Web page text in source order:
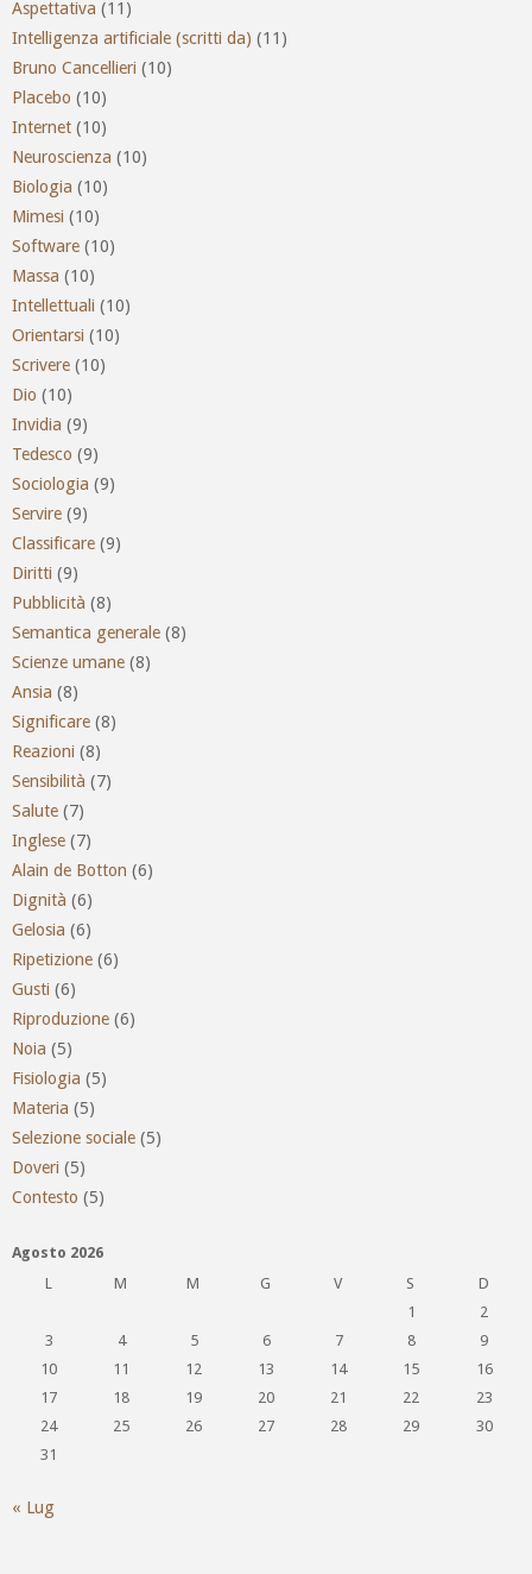
Aspettativa (11)
Intelligenza artificiale (scritti da) (11)
Bruno Cancellieri (10)
Placebo (10)
Internet (10)
Neuroscienza (10)
Biologia (10)
Mimesi (10)
Software (10)
Massa (10)
Intellettuali (10)
Orientarsi (10)
Scrivere (10)
Dio (10)
Invidia (9)
Tedesco (9)
Sociologia (9)
Servire (9)
Classificare (9)
Diritti (9)
Pubblicità (8)
Semantica generale (8)
Scienze umane (8)
Ansia (8)
Significare (8)
Reazioni (8)
Sensibilità (7)
Salute (7)
Inglese (7)
Alain de Botton (6)
Dignità (6)
Gelosia (6)
Ripetizione (6)
Gusti (6)
Riproduzione (6)
Noia (5)
Fisiologia (5)
Materia (5)
Selezione sociale (5)
Doveri (5)
Contesto (5)
Agosto 2026
L
M M G V S
D
1
2
3
4 5 6 7 8
9
10
11 12 13 14 15
16
17
18 19 20 21 22
23
24
25 26 27 28 29
30
31
« Lug